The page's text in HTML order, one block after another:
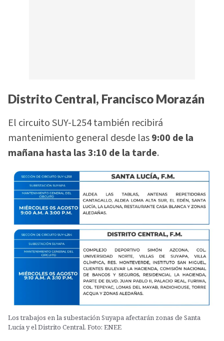
Distrito Central, Francisco Morazán
El circuito SUY-L254 también recibirá
mantenimiento general desde las9:00 de la
mañana hasta las 3:10 de la tarde.
Los trabajos en la subestación Suyapa afectarán zonas de Santa
Lucía y el Distrito Central. Foto: ENEE